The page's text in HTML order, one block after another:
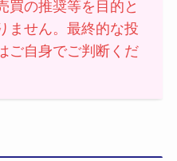
買の推奨等を目的と
ません。最終的な投
ご自身でご判断くだ